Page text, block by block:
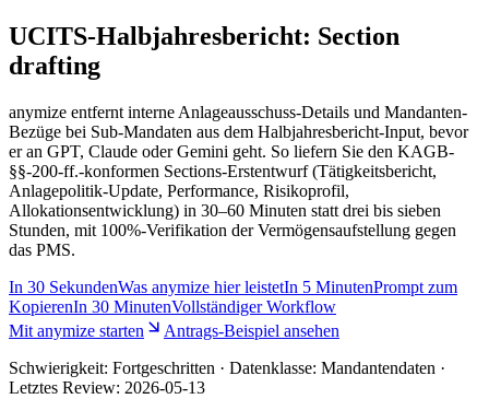
UCITS-Halbjahresbericht: Section
drafting
anymize entfernt interne Anlageausschuss-Details und Mandanten-
Bezüge bei Sub-Mandaten aus dem Halbjahresbericht-Input, bevor
er an GPT, Claude oder Gemini geht. So liefern Sie den KAGB-
§§-200-ff.-konformen Sections-Erstentwurf (Tätigkeitsbericht,
Anlagepolitik-Update, Performance, Risikoprofil,
Allokationsentwicklung) in 30–60 Minuten statt drei bis sieben
Stunden, mit 100%-Verifikation der Vermögensaufstellung gegen
das PMS.
In 30 SekundenWas anymize hier leistetIn 5 MinutenPrompt zum
KopierenIn 30 MinutenVollständiger Workflow
Mit anymize starten
Antrags-Beispiel ansehen
Schwierigkeit: Fortgeschritten · Datenklasse: Mandantendaten ·
Letztes Review: 2026-05-13